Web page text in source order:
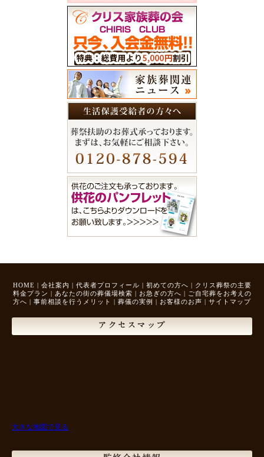
HOME | 会社案内 | 代表者プロフィール | 初めての方へ | クリス葬祭の主要
料金プラン | あなたの街の葬儀場検索 | お急ぎの方へ | ご自宅葬をお考えの
方へ | 事前相談を行うメリット | 葬儀の実例 | お客様のお声 | サイトマップ
アクセスマップ
大きな地図で見る